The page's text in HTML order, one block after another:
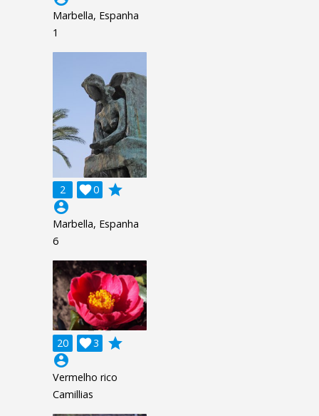
Marbella, Espanha
1
2 0

grade
account_circle
Marbella, Espanha
6
20 3

grade
account_circle
Vermelho rico
Camillias